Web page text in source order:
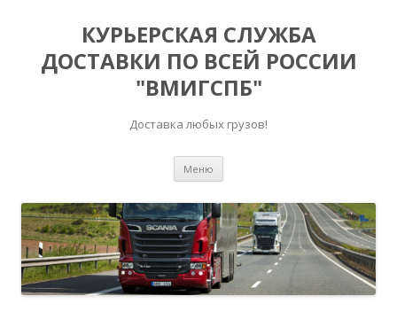
КУРЬЕРСКАЯ СЛУЖБА
ДОСТАВКИ ПО ВСЕЙ РОССИИ
"ВМИГСПБ"
Доставка любых грузов!
Меню